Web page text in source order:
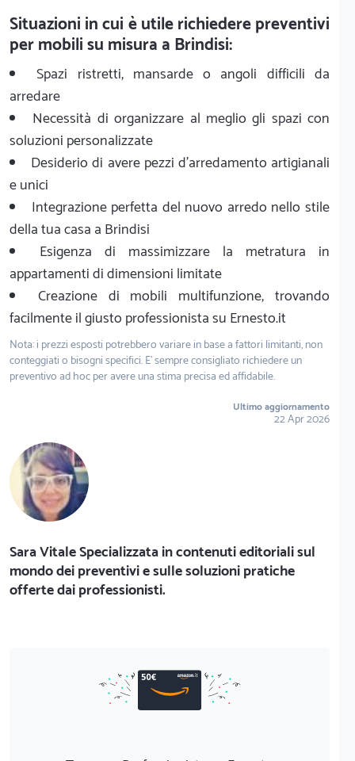
Situazioni in cui è utile richiedere preventivi
per mobili su misura a Brindisi:
Spazi ristretti, mansarde o angoli difficili da
arredare
Necessità di organizzare al meglio gli spazi con
soluzioni personalizzate
Desiderio di avere pezzi d'arredamento artigianali
e unici
Integrazione perfetta del nuovo arredo nello stile
della tua casa a Brindisi
Esigenza di massimizzare la metratura in
appartamenti di dimensioni limitate
Creazione di mobili multifunzione, trovando
facilmente il giusto professionista su Ernesto.it
Nota: i prezzi esposti potrebbero variare in base a fattori limitanti, non
conteggiati o bisogni specifici. E' sempre consigliato richiedere un
preventivo ad hoc per avere una stima precisa ed affidabile.
Ultimo aggiornamento
22 Apr 2026
Sara Vitale Specializzata in contenuti editoriali sul
mondo dei preventivi e sulle soluzioni pratiche
offerte dai professionisti.